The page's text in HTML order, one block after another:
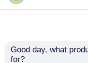
व्हील लोडर LW300FN、
LW300KN、
Good day, what
for?